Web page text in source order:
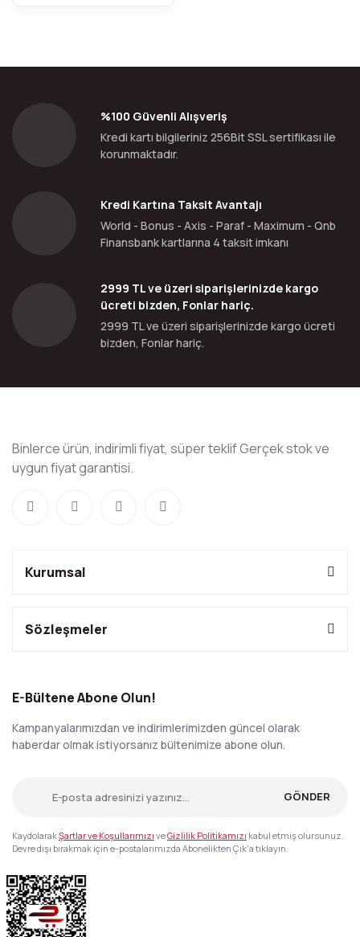
%100 Güvenli Alışveriş
Kredi kartı bilgileriniz 256Bit SSL sertifikası ile
korunmaktadır.
Kredi Kartına Taksit Avantajı
World - Bonus - Axis - Paraf - Maximum - Qnb
Finansbank kartlarına 4 taksit imkanı
2999 TL ve üzeri siparişlerinizde kargo
ücreti bizden, Fonlar hariç.
2999 TL ve üzeri siparişlerinizde kargo ücreti
bizden, Fonlar hariç.
Binlerce ürün, indirimli fiyat, süper teklif Gerçek stok ve
uygun fiyat garantisi.
Kurumsal
Sözleşmeler
E-Bültene Abone Olun!
Kampanyalarımızdan ve indirimlerimizden güncel olarak
haberdar olmak istiyorsanız bültenimize abone olun.
GÖNDER
KaydolarakŞartlar ve Koşullarımızı veGizlilik Politikamızı kabul etmiş olursunuz.
Devre dışı bırakmak için e-postalarımızda Abonelikten Çık'a tıklayın.